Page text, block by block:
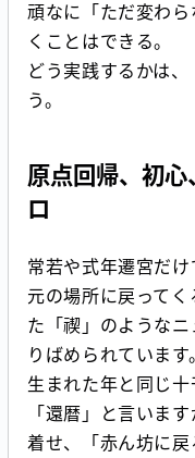
頑なに「ただ変わ
くことはできる。
どう実践するかは
う。
原点回帰、初
ロ
常若や式年遷宮だ
元の場所に戻って
た「禊」のような
りばめられています。
生まれた年と同じ
「還暦」と言いま
着せ、「赤ん坊に戻